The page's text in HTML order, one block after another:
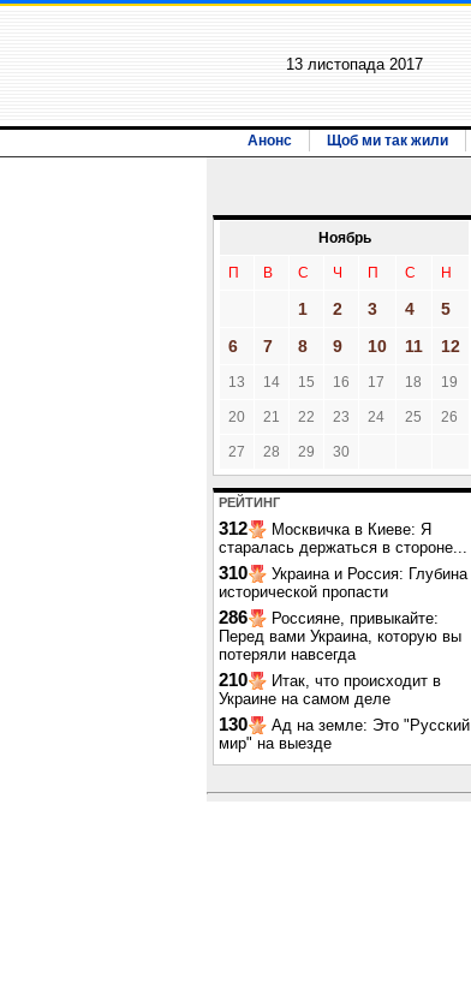
13 листопада 2017
Анонс Щоб ми так жили
Ноябрь
П В С Ч П С Н
1 2 3 4
5
6
7 8 9 10 11 12
13 14 15 16 17 18 19
20 21 22 23 24 25 26
27 28 29 30
РЕЙТИНГ
312
Москвичка в Киеве: Я
старалась держаться в стороне...
310
Украина и Россия: Глубина
исторической пропасти
286
Россияне, привыкайте:
Перед вами Украина, которую вы
потеряли навсегда
210
Итак, что происходит в
Украине на самом деле
130
Ад на земле: Это "Русский
мир" на выезде